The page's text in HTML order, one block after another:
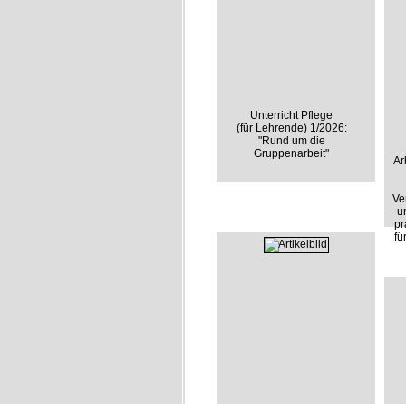
Unterricht Pflege
(für Lehrende) 1/2026:
"Rund um die
Gruppenarbeit"